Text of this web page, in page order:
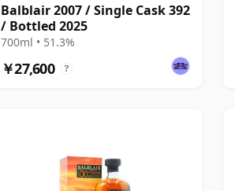
Balblair 2007 / Single Cask 392
/ Bottled 2025
700ml • 51.3%
￥27,600 ?